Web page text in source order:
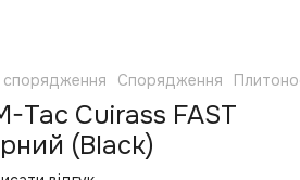
спорядження Спорядження
Tac Cuirass FAST
(Black)